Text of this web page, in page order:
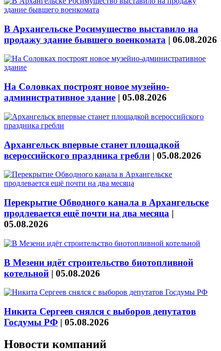
В Архангельске Росимущество выставило на
продажу здание бывшего военкомата | 06.08.2026
На Соловках построят новое музейно-
административное здание | 05.08.2026
Архангельск впервые станет площадкой
всероссийского праздника гребли | 05.08.2026
Перекрытие Обводного канала в Архангельске
продлевается ещё почти на два месяца |
05.08.2026
В Мезени идёт строительство биотопливной
котельной | 05.08.2026
Никита Сергеев снялся с выборов депутатов
Госдумы РФ | 05.08.2026
Новости компаний